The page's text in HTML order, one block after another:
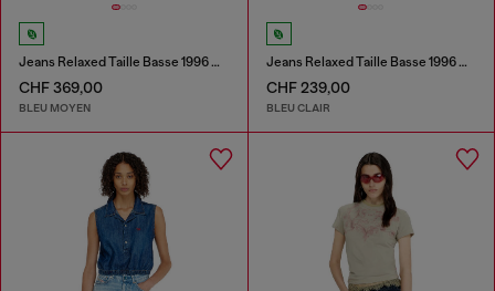
Jeans Relaxed Taille Basse 1996 D-Sire
CHF 369,00
BLEU MOYEN
Jeans Relaxed Taille Basse 1996 D-Sire
CHF 239,00
BLEU CLAIR